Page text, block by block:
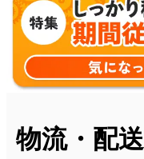
物流・配